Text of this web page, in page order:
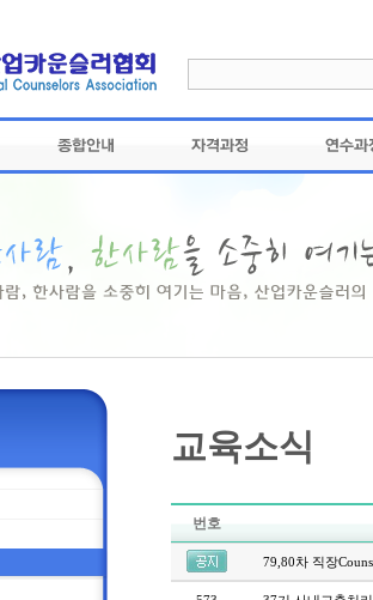
교육소식
번호
79,80차 직장